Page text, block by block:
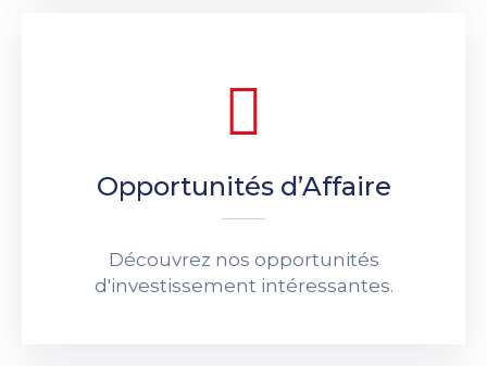
Opportunités d’Affaire
Découvrez nos opportunités
d'investissement intéressantes.